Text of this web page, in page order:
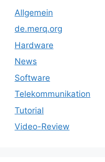
Allgemein
de.merq.org
Hardware
News
Software
Telekommunikation
Tutorial
Video-Review